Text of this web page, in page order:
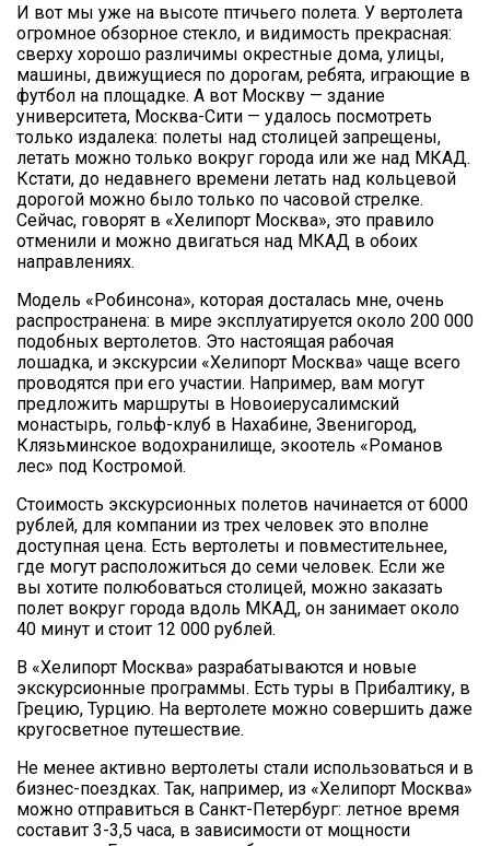
И вот мы уже на высоте птичьего полета. У вертолета
огромное обзорное стекло, и видимость прекрасная:
сверху хорошо различимы окрестные дома, улицы,
машины, движущиеся по дорогам, ребята, играющие в
футбол на площадке. А вот Москву — здание
университета, Москва-Сити — удалось посмотреть
только издалека: полеты над столицей запрещены,
летать можно только вокруг города или же над МКАД.
Кстати, до недавнего времени летать над кольцевой
дорогой можно было только по часовой стрелке.
Сейчас, говорят в «Хелипорт Москва», это правило
отменили и можно двигаться над МКАД в обоих
направлениях.
Модель «Робинсона», которая досталась мне, очень
распространена: в мире эксплуатируется около 200 000
подобных вертолетов. Это настоящая рабочая
лошадка, и экскурсии «Хелипорт Москва» чаще всего
проводятся при его участии. Например, вам могут
предложить маршруты в Новоиерусалимский
монастырь, гольф-клуб в Нахабине, Звенигород,
Клязьминское водохранилище, экоотель «Романов
лес» под Костромой.
Стоимость экскурсионных полетов начинается от 6000
рублей, для компании из трех человек это вполне
доступная цена. Есть вертолеты и повместительнее,
где могут расположиться до семи человек. Если же
вы хотите полюбоваться столицей, можно заказать
полет вокруг города вдоль МКАД, он занимает около
40 минут и стоит 12 000 рублей.
В «Хелипорт Москва» разрабатываются и новые
экскурсионные программы. Есть туры в Прибалтику, в
Грецию, Турцию. На вертолете можно совершить даже
кругосветное путешествие.
Не менее активно вертолеты стали использоваться и в
бизнес-поездках. Так, например, из «Хелипорт Москва»
можно отправиться в Санкт-Петербург: летное время
составит 3-3,5 часа, в зависимости от мощности